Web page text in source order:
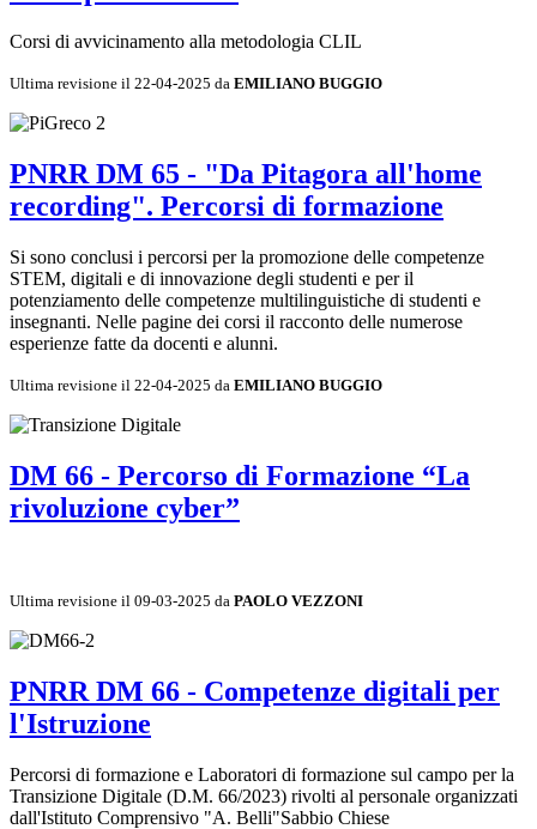
Corsi di avvicinamento alla metodologia CLIL
Ultima revisione il 22-04-2025 da EMILIANO BUGGIO
PNRR DM 65 - "Da Pitagora all'home
recording". Percorsi di formazione
Si sono conclusi i percorsi per la promozione delle competenze
STEM, digitali e di innovazione degli studenti e per il
potenziamento delle competenze multilinguistiche di studenti e
insegnanti. Nelle pagine dei corsi il racconto delle numerose
esperienze fatte da docenti e alunni.
Ultima revisione il 22-04-2025 da EMILIANO BUGGIO
DM 66 - Percorso di Formazione “La
rivoluzione cyber”
Ultima revisione il 09-03-2025 da PAOLO VEZZONI
PNRR DM 66 - Competenze digitali per
l'Istruzione
Percorsi di formazione e Laboratori di formazione sul campo per la
Transizione Digitale (D.M. 66/2023) rivolti al personale organizzati
dall'Istituto Comprensivo "A. Belli"Sabbio Chiese